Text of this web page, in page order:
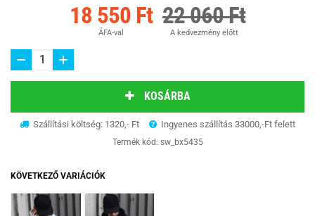
18 550 Ft
ÁFA-val
22 060 Ft
A kedvezmény előtt
KOSÁRBA
Szállítási költség: 1320,- Ft Ingyenes szállítás 33000,-Ft felett
Termék kód: sw_bx5435
KÖVETKEZŐ VARIÁCIÓK